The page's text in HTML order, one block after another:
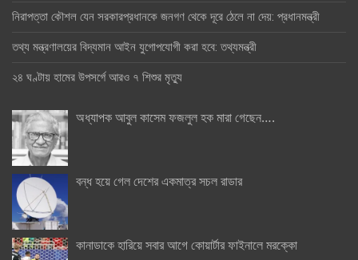
নিরাপত্তা কৌশল যেন সরকারপ্রধানকে জনগণ থেকে দূরে ঠেলে না দেয়: প্রধানমন্ত্রী
তথ্য মন্ত্রণালয়ের বিদ্যমান আইন যুগোপযোগী করা হবে: তথ্যমন্ত্রী
২৪ ঘণ্টায় হামের উপসর্গে আরও ৭ শিশুর মৃত্যু
অধ্যাপক আবুল কাসেম ফজলুল হক মারা গেছেন….
বন্ধ হয়ে গেল দেশের একমাত্র সচল রাডার
কানাডাকে হারিয়ে সবার আগে কোয়ার্টার ফাইনালে মরক্কো